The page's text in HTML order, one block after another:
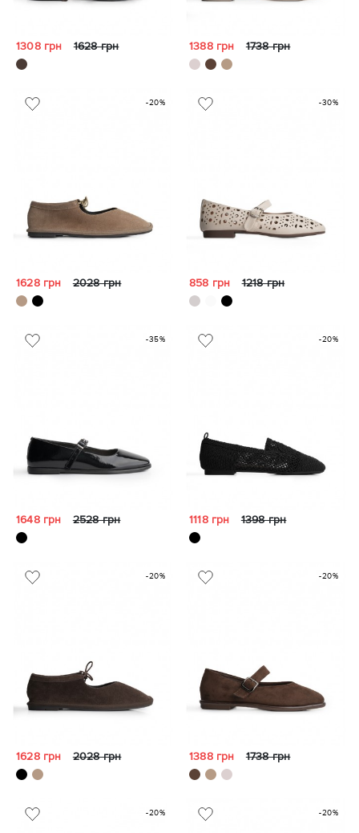
1308 грн 1628 грн 1388 грн 1738 грн
-20%
1628 грн 2028 грн
-30%
858 грн 1218 грн
-35%
1648 грн 2528 грн
-20%
1118 грн 1398 грн
-20%
1628 грн 2028 грн
-20%
1388 грн 1738 грн
-20% -20%